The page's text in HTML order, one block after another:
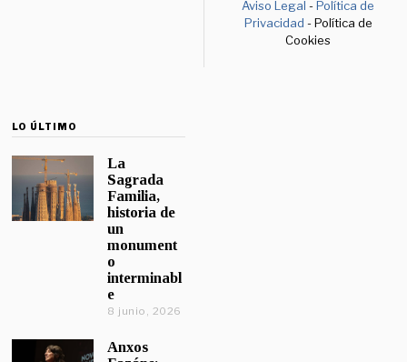
Aviso Legal -Política de
Privacidad - Política de
Cookies
LO ÚLTIMO
La
Sagrada
Familia,
historia de
un
monument
o
interminabl
e
8 junio, 2026
Anxos